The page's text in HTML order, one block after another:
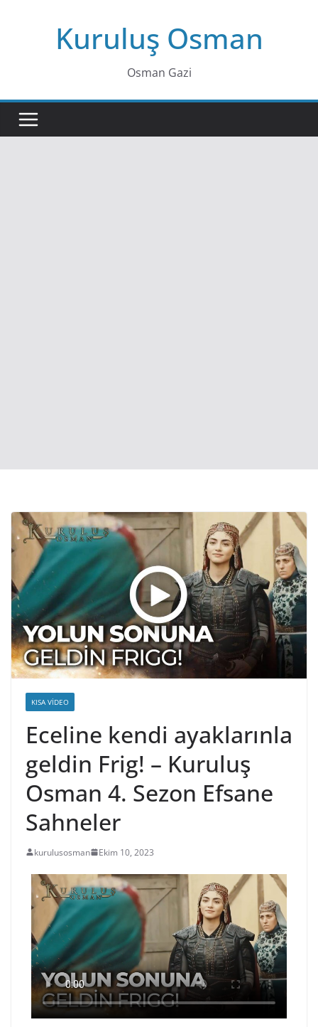
Kuruluş Osman
Osman Gazi
KISA VIDEO
Eceline kendi ayaklarınla
geldin Frig! – Kuruluş
Osman 4. Sezon Efsane
Sahneler
kurulusosman Ekim 10, 2023